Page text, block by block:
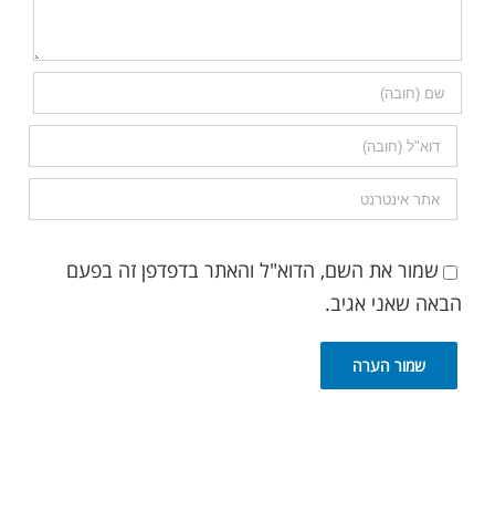
שמור את השם, הדוא"ל והאתר בדפדפן זה בפעם
הבאה שאני אגיב.